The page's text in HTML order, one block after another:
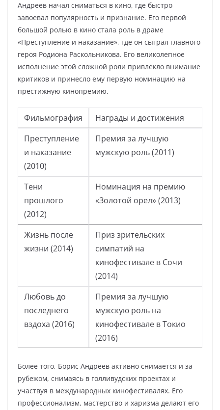
Андреев начал сниматься в кино, где быстро
завоевал популярность и признание. Его первой
большой ролью в кино стала роль в драме
«Преступление и наказание», где он сыграл главного
героя Родиона Раскольникова. Его великолепное
исполнение этой сложной роли привлекло внимание
критиков и принесло ему первую номинацию на
престижную кинопремию.
Фильмография
Награды и достижения
Преступление
и наказание
(2010)
Премия за лучшую
мужскую роль (2011)
Тени
прошлого
(2012)
Номинация на премию
«Золотой орел» (2013)
Жизнь после
жизни (2014)
Приз зрительских
симпатий на
кинофестивале в Сочи
(2014)
Любовь до
последнего
вздоха (2016)
Премия за лучшую
мужскую роль на
кинофестивале в Токио
(2016)
Более того, Борис Андреев активно снимается и за
рубежом, снимаясь в голливудских проектах и
участвуя в международных кинофестивалях. Его
профессионализм, мастерство и харизма делают его